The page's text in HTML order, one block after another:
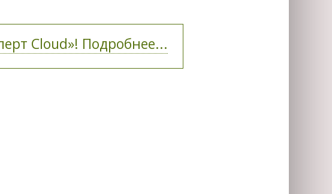
Cloud»! Подробнее...